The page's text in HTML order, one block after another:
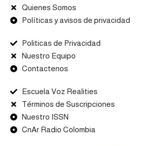
Quienes Somos
Políticas y avisos de privacidad
Politicas de Privacidad
Nuestro Equipo
Contactenos
Escuela Voz Realities
Términos de Suscripciones
Nuestro ISSN
CnAr Radio Colombia